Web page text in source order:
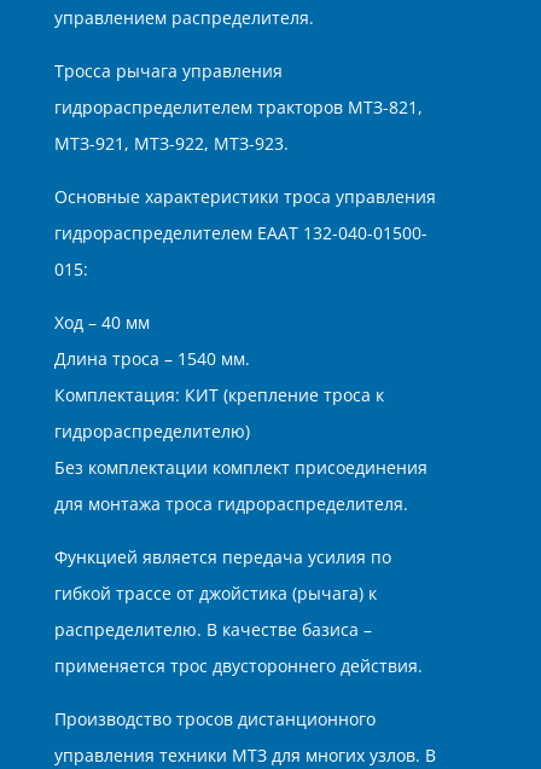
управлением распределителя.
Тросса рычага управления
гидрораспределителем тракторов МТЗ-821,
МТЗ-921, МТЗ-922, МТЗ-923.
Основные характеристики троса управления
гидрораспределителем ЕААТ 132-040-01500-
015:
Ход – 40 мм
Длина троса – 1540 мм.
Комплектация: КИТ (крепление троса к
гидрораспределителю)
Без комплектации комплект присоединения
для монтажа троса гидрораспределителя.
Функцией является передача усилия по
гибкой трассе от джойстика (рычага) к
распределителю. В качестве базиса –
применяется трос двустороннего действия.
Производство тросов дистанционного
управления техники МТЗ для многих узлов. В